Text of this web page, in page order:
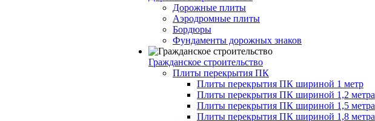
Дорожные плиты
Аэродромные плиты
Бордюры
Фундаменты дорожных знаков
Гражданское строительство
Плиты перекрытия ПК
Плиты перекрытия ПК шириной 1 метр
Плиты перекрытия ПК шириной 1,2 метра
Плиты перекрытия ПК шириной 1,5 метра
Плиты перекрытия ПК шириной 1,8 метра